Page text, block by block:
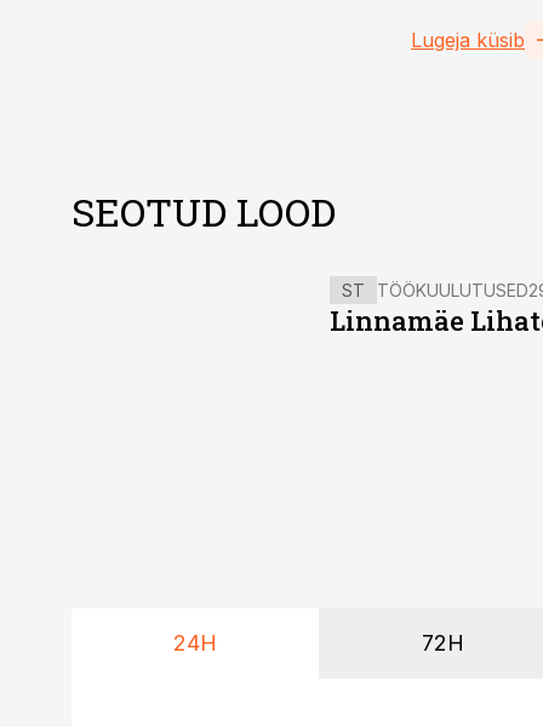
Lugeja küsib
SEOTUD LOOD
ST TÖÖKUULUTUSED
Linnamäe
24H 72H